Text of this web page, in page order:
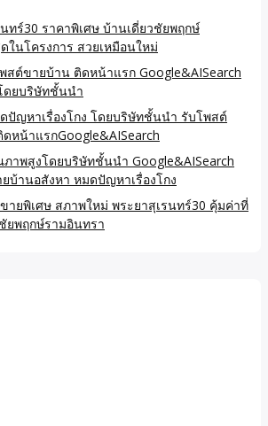
ทร์30 ราคาพิเศษ บ้านเดี่ยวชัยพฤกษ์
นโครงการ สวยเหมือนใหม่
สต์ขายบ้าน ติดหน้าแรก Google&AISearch
ดยบริษัทชั้นนำ
ญหาเรื่องโกง โดยบริษัทชั้นนำ รับโพสต์
หน้าแรกGoogle&AISearch
าพสูงโดยบริษัทชั้นนำ Google&AISearch
บ้านอสังหา หมดปัญหาเรื่องโกง
ายพิเศษ สภาพใหม่ พระยาสุเรนทร์30 คุ้มค่าที่
ยพฤกษ์รามอินทรา